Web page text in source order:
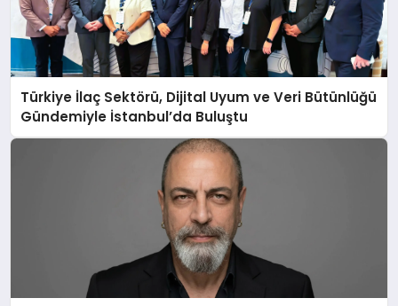
Türkiye İlaç Sektörü, Dijital Uyum ve Veri Bütünlüğü
Gündemiyle İstanbul’da Buluştu